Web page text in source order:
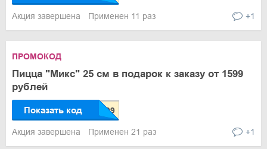
Акция завершена Применен 11 раз +1
ПРОМОКОД
Пицца "Микс" 25 см в подарок к заказу от 1599
рублей
Показать код
Акция завершена Применен 21 раз +1